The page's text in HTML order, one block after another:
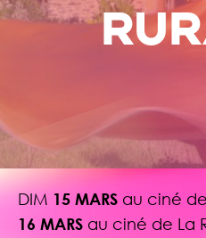
DIM 15 MARSau ciné de
16 MARSau ciné de La